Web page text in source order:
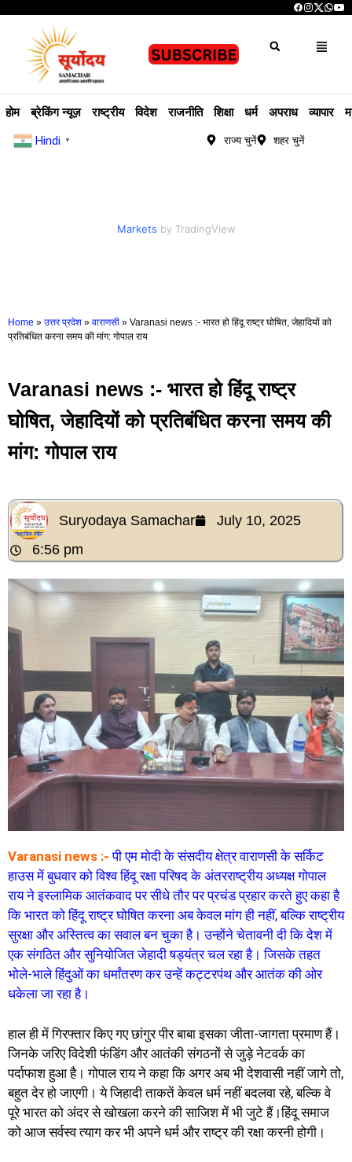
होम ब्रेकिंग न्यूज़ राष्ट्रीय विदेश राजनीति शिक्षा धर्म अपराध व्यापार
Hindi ▼ राज्य चुनें शहर चुनें
Markets by TradingView
Home » उत्तर प्रदेश » वाराणसी » Varanasi news :- भारत हो हिंदू राष्ट्र घोषित, जेहादियों को
प्रतिबंधित करना समय की मांग: गोपाल राय
Varanasi news :- भारत हो हिंदू राष्ट्र
घोषित, जेहादियों को प्रतिबंधित करना समय की
मांग: गोपाल राय
Suryodaya Samachar
July 10, 2025
6:56 pm
Varanasi news :- पी एम मोदी के संसदीय क्षेत्र वाराणसी के सर्किट
हाउस में बुधवार को विश्व हिंदू रक्षा परिषद के अंतरराष्ट्रीय अध्यक्ष गोपाल
राय ने इस्लामिक आतंकवाद पर सीधे तौर पर प्रचंड प्रहार करते हुए कहा है
कि भारत को हिंदू राष्ट्र घोषित करना अब केवल मांग ही नहीं, बल्कि राष्ट्रीय
सुरक्षा और अस्तित्व का सवाल बन चुका है। उन्होंने चेतावनी दी कि देश में
एक संगठित और सुनियोजित जेहादी षड्यंत्र चल रहा है। जिसके तहत
भोले-भाले हिंदुओं का धर्मांतरण कर उन्हें कट्टरपंथ और आतंक की ओर
धकेला जा रहा है।
हाल ही में गिरफ्तार किए गए छांगुर पीर बाबा इसका जीता-जागता प्रमाण हैं।
जिनके जरिए विदेशी फंडिंग और आतंकी संगठनों से जुड़े नेटवर्क का
पर्दाफाश हुआ है। गोपाल राय ने कहा कि अगर अब भी देशवासी नहीं जागे तो,
बहुत देर हो जाएगी। ये जिहादी ताकतें केवल धर्म नहीं बदलवा रहे, बल्कि वे
पूरे भारत को अंदर से खोखला करने की साजिश में भी जुटे हैं।हिंदू समाज
को आज सर्वस्व त्याग कर भी अपने धर्म और राष्ट्र की रक्षा करनी होगी।